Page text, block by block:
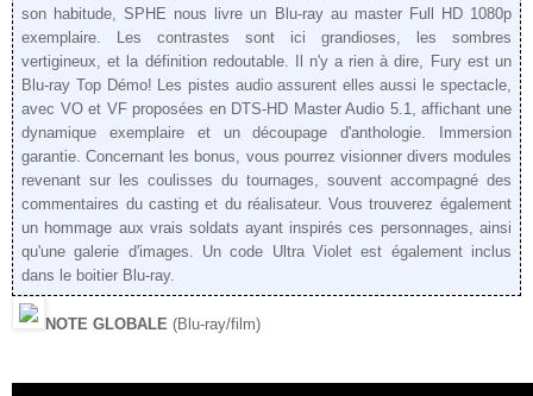
son habitude, SPHE nous livre un Blu-ray au master Full HD 1080p
exemplaire. Les contrastes sont ici grandioses, les sombres
vertigineux, et la définition redoutable. Il n'y a rien à dire, Fury est un
Blu-ray Top Démo! Les pistes audio assurent elles aussi le spectacle,
avec VO et VF proposées en DTS-HD Master Audio 5.1, affichant une
dynamique exemplaire et un découpage d'anthologie. Immersion
garantie. Concernant les bonus, vous pourrez visionner divers modules
revenant sur les coulisses du tournages, souvent accompagné des
commentaires du casting et du réalisateur. Vous trouverez également
un hommage aux vrais soldats ayant inspirés ces personnages, ainsi
qu'une galerie d'images. Un code Ultra Violet est également inclus
dans le boitier Blu-ray.
NOTE GLOBALE (Blu-ray/film)